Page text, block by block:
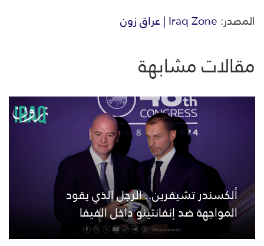
المصدر:Iraq Zone | عراق زون
مقالات مشابهة
ألكسندر تشيفرين.. الرجل الذي يقود
المواجهة ضد إنفانتينو داخل الفيفا